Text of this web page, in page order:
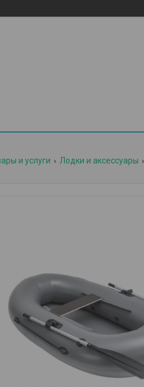
и услуги Лодки и аксессуары